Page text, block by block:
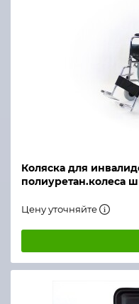
Коляска для
полиуретан.колеса
Цену уточняйте